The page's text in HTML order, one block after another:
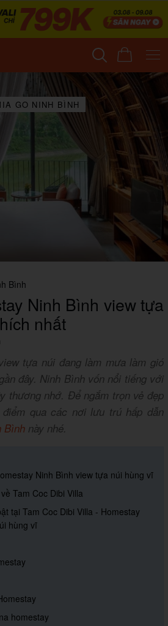
GO NINH BÌNH
Bình
Ninh Bình view tựa
nhất
tựa núi đang làm mưa làm gió
đây. Ninh Bình vốn nổi tiếng với
thương nhớ. Để ngắm trọn vẻ đẹp
qua các nơi lưu trú hấp dẫn
Bình này nhé.
Ninh Bình view tựa núi hùng vĩ
Tam Coc Dibi Villa
tại Tam Coc Dibi Villa - Homestay
hùng vĩ
homestay